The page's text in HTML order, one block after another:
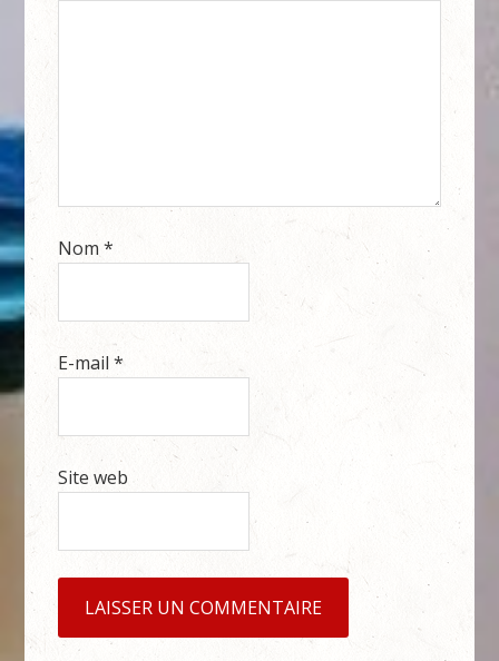
Nom*
E-mail*
Site web